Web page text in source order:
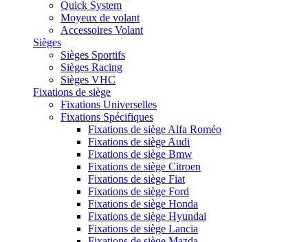
Quick System
Moyeux de volant
Accessoires Volant
Sièges
Sièges Sportifs
Sièges Racing
Sièges VHC
Fixations de siège
Fixations Universelles
Fixations Spécifiques
Fixations de siège Alfa Roméo
Fixations de siège Audi
Fixations de siège Bmw
Fixations de siège Citroen
Fixations de siège Fiat
Fixations de siège Ford
Fixations de siège Honda
Fixations de siège Hyundai
Fixations de siège Lancia